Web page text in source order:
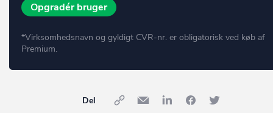
Opgradér bruger
*Virksomhedsnavn og gyldigt CVR-nr. er obligatorisk ved køb af
Premium.
Del